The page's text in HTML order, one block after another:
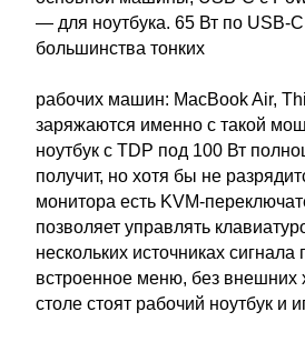
— для ноутбука. 65 Вт по USB-C
большинства тонких
рабочих машин: MacBook Air,
заряжаются именно с такой
ноутбук с TDP под 100 Вт
получит, но хотя бы не
монитора есть KVM-
позволяет управлять
нескольких источниках сигнала
встроенное меню, без внешних
столе стоят рабочий ноутбук и